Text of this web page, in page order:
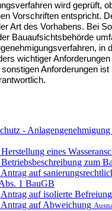
wird geprüft,
Vorschriften entspricht.
Art des Vorhabens. Bei
Bauaufsichtsbehörde
in
wichtiger
Anforderungen
-
eines
zum
auf
1 BauGB
auf isolierte Befreiung
auf Abweichung